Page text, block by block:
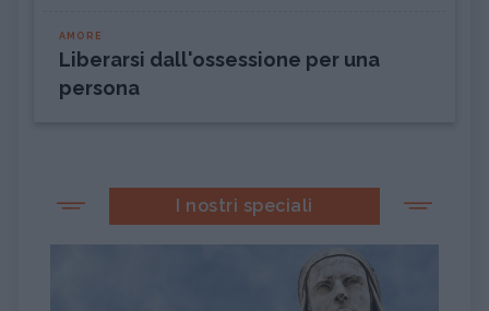
AMORE
Liberarsi dall'ossessione per una
persona
I nostri speciali